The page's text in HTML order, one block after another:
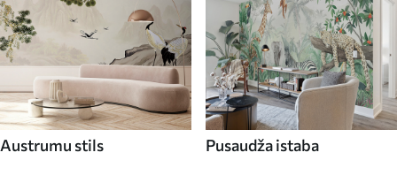
Austrumu stils Pusaudža istaba